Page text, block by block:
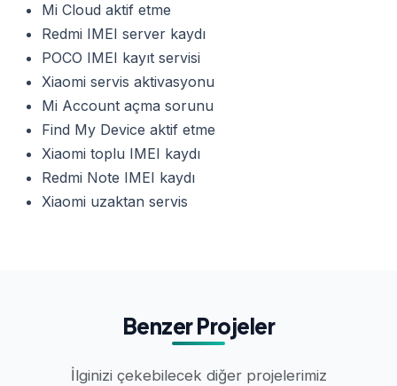
Mi Cloud aktif etme
Redmi IMEI server kaydı
POCO IMEI kayıt servisi
Xiaomi servis aktivasyonu
Mi Account açma sorunu
Find My Device aktif etme
Xiaomi toplu IMEI kaydı
Redmi Note IMEI kaydı
Xiaomi uzaktan servis
Benzer Projeler
İlginizi çekebilecek diğer projelerimiz